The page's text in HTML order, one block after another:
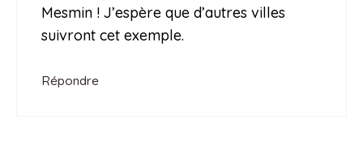
Mesmin ! J’espère que d’autres villes
suivront cet exemple.
Répondre